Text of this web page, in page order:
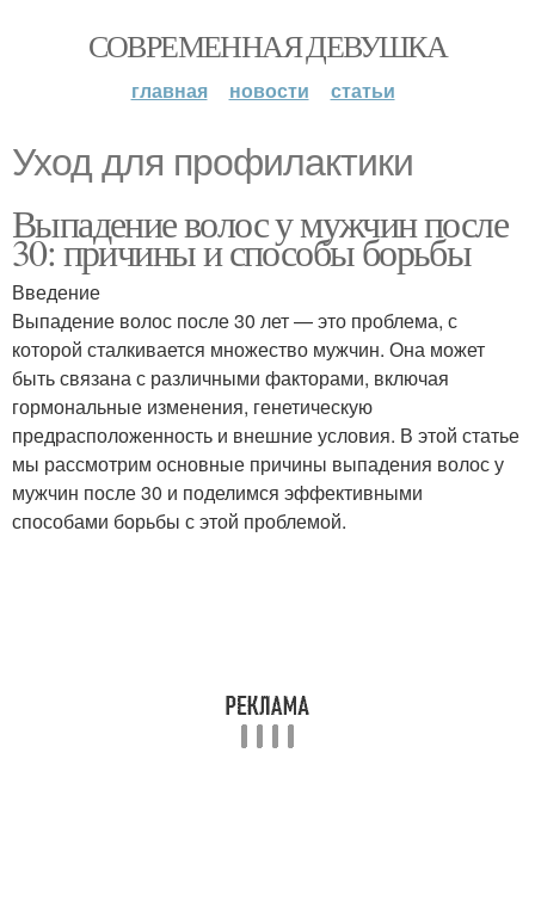
СОВРЕМЕННАЯ ДЕВУШКА
главная новости статьи
Уход для профилактики
Выпадение волос у мужчин после
30: причины и способы борьбы
Введение
Выпадение волос после 30 лет — это проблема, с
которой сталкивается множество мужчин. Она может
быть связана с различными факторами, включая
гормональные изменения, генетическую
предрасположенность и внешние условия. В этой статье
мы рассмотрим основные причины выпадения волос у
мужчин после 30 и поделимся эффективными
способами борьбы с этой проблемой.